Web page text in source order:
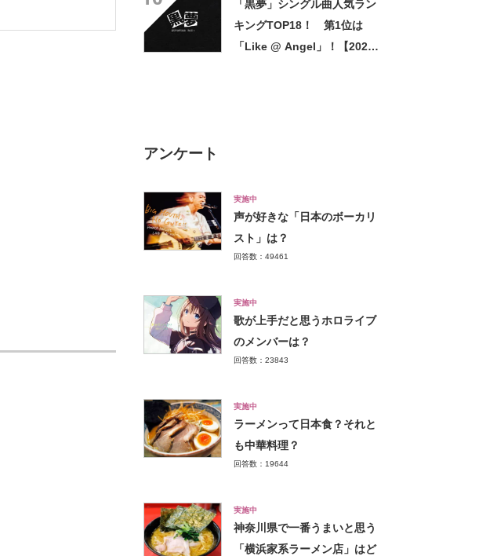
「黒夢」シングル曲人気ラン
キングTOP18！ 第1位は
「Like @ Angel」！【2021
アンケート
実施中
声が好きな「日本のボーカリ
スト」は？
回答数：49461
実施中
歌が上手だと思うホロライブ
のメンバーは？
回答数：23843
実施中
ラーメンって日本食？それと
も中華料理？
回答数：19644
実施中
神奈川県で一番うまいと思う
「横浜家系ラーメン店」はど